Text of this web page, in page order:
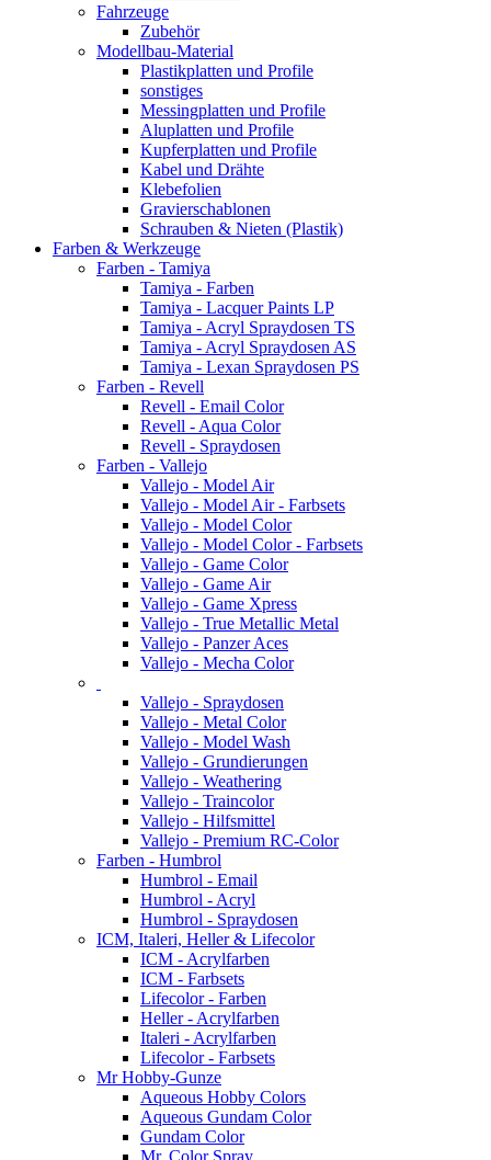
Fahrzeuge
Zubehör
Modellbau-Material
Plastikplatten und Profile
sonstiges
Messingplatten und Profile
Aluplatten und Profile
Kupferplatten und Profile
Kabel und Drähte
Klebefolien
Gravierschablonen
Schrauben & Nieten (Plastik)
Farben & Werkzeuge
Farben - Tamiya
Tamiya - Farben
Tamiya - Lacquer Paints LP
Tamiya - Acryl Spraydosen TS
Tamiya - Acryl Spraydosen AS
Tamiya - Lexan Spraydosen PS
Farben - Revell
Revell - Email Color
Revell - Aqua Color
Revell - Spraydosen
Farben - Vallejo
Vallejo - Model Air
Vallejo - Model Air - Farbsets
Vallejo - Model Color
Vallejo - Model Color - Farbsets
Vallejo - Game Color
Vallejo - Game Air
Vallejo - Game Xpress
Vallejo - True Metallic Metal
Vallejo - Panzer Aces
Vallejo - Mecha Color
Vallejo - Spraydosen
Vallejo - Metal Color
Vallejo - Model Wash
Vallejo - Grundierungen
Vallejo - Weathering
Vallejo - Traincolor
Vallejo - Hilfsmittel
Vallejo - Premium RC-Color
Farben - Humbrol
Humbrol - Email
Humbrol - Acryl
Humbrol - Spraydosen
ICM, Italeri, Heller & Lifecolor
ICM - Acrylfarben
ICM - Farbsets
Lifecolor - Farben
Heller - Acrylfarben
Italeri - Acrylfarben
Lifecolor - Farbsets
Mr Hobby-Gunze
Aqueous Hobby Colors
Aqueous Gundam Color
Gundam Color
Mr. Color Spray